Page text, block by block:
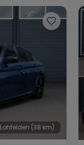
Lohfelden (38 km)